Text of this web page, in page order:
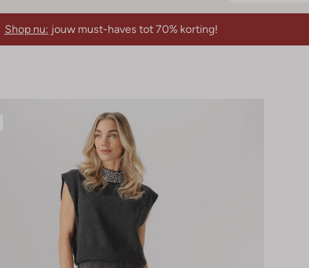
Shop nu: jouw must-haves tot 70% korting!